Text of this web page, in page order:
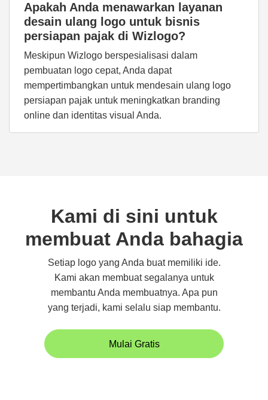
Apakah Anda menawarkan layanan
desain ulang logo untuk bisnis
persiapan pajak di Wizlogo?
Meskipun Wizlogo berspesialisasi dalam
pembuatan logo cepat, Anda dapat
mempertimbangkan untuk mendesain ulang logo
persiapan pajak untuk meningkatkan branding
online dan identitas visual Anda.
Kami di sini untuk
membuat Anda bahagia
Setiap logo yang Anda buat memiliki ide.
Kami akan membuat segalanya untuk
membantu Anda membuatnya. Apa pun
yang terjadi, kami selalu siap membantu.
Mulai Gratis